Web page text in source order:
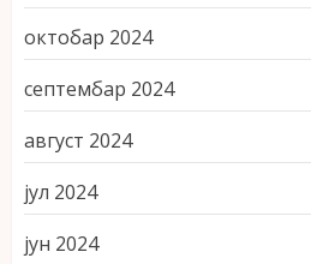
октобар 2024
септембар 2024
август 2024
јул 2024
јун 2024